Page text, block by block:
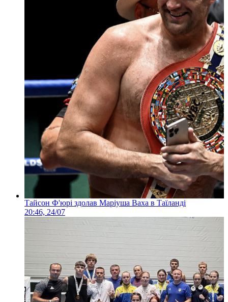
Тайсон Ф'юрі здолав Маріуша Ваха в Таїланді
20:46, 24/07